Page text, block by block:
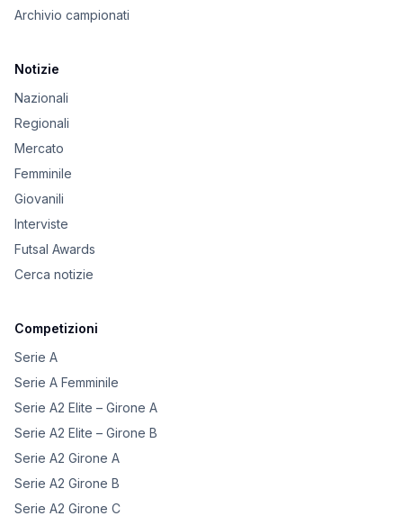
Archivio campionati
Notizie
Nazionali
Regionali
Mercato
Femminile
Giovanili
Interviste
Futsal Awards
Cerca notizie
Competizioni
Serie A
Serie A Femminile
Serie A2 Elite – Girone A
Serie A2 Elite – Girone B
Serie A2 Girone A
Serie A2 Girone B
Serie A2 Girone C